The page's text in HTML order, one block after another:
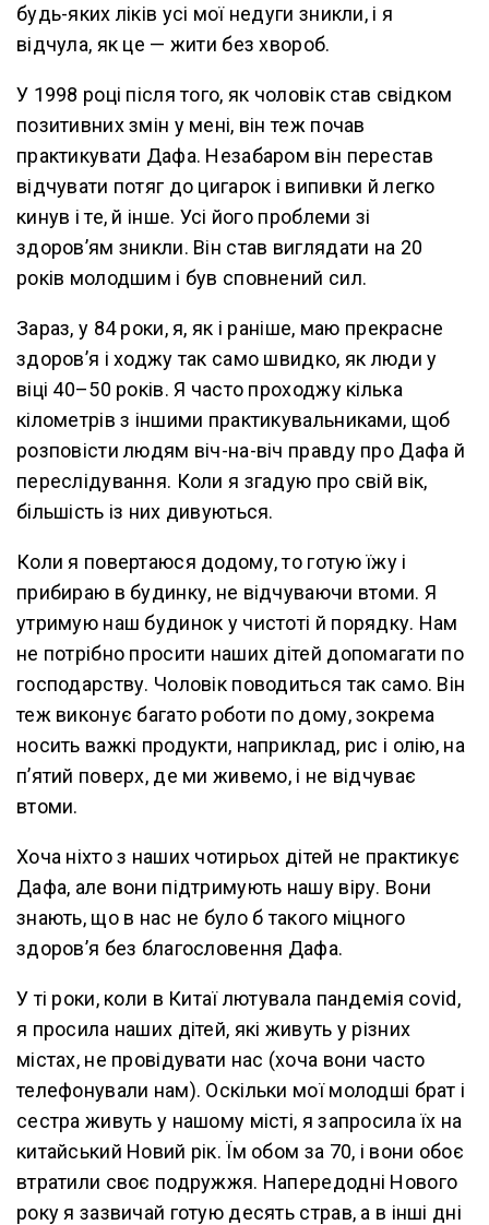
будь-яких ліків усі мої недуги зникли, і я
відчула, як це — жити без хвороб.
У 1998 році після того, як чоловік став свідком
позитивних змін у мені, він теж почав
практикувати Дафа. Незабаром він перестав
відчувати потяг до цигарок і випивки й легко
кинув і те, й інше. Усі його проблеми зі
здоров’ям зникли. Він став виглядати на 20
років молодшим і був сповнений сил.
Зараз, у 84 роки, я, як і раніше, маю прекрасне
здоров’я і ходжу так само швидко, як люди у
віці 40–50 років. Я часто проходжу кілька
кілометрів з іншими практикувальниками, щоб
розповісти людям віч-на-віч правду про Дафа й
переслідування. Коли я згадую про свій вік,
більшість із них дивуються.
Коли я повертаюся додому, то готую їжу і
прибираю в будинку, не відчуваючи втоми. Я
утримую наш будинок у чистоті й порядку. Нам
не потрібно просити наших дітей допомагати по
господарству. Чоловік поводиться так само. Він
теж виконує багато роботи по дому, зокрема
носить важкі продукти, наприклад, рис і олію, на
п’ятий поверх, де ми живемо, і не відчуває
втоми.
Хоча ніхто з наших чотирьох дітей не практикує
Дафа, але вони підтримують нашу віру. Вони
знають, що в нас не було б такого міцного
здоров’я без благословення Дафа.
У ті роки, коли в Китаї лютувала пандемія covid,
я просила наших дітей, які живуть у різних
містах, не провідувати нас (хоча вони часто
телефонували нам). Оскільки мої молодші брат і
сестра живуть у нашому місті, я запросила їх на
китайський Новий рік. Їм обом за 70, і вони обоє
втратили своє подружжя. Напередодні Нового
року я зазвичай готую десять страв, а в інші дні